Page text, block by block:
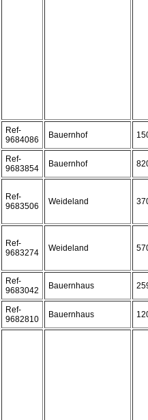
Ref-
9684086
Bauernhof
Ref-
9683854
Bauernhof
Ref-
9683506
Weideland
Ref-
9683274
Weideland
Ref-
9683042
Bauernhaus
Ref-
9682810
Bauernhaus